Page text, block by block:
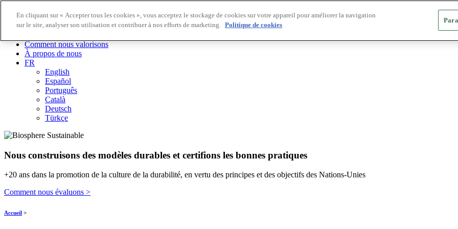
Destinations Biosphere
Comment nous valorisons
À propos de nous
FR
English
Español
Português
Català
Deutsch
Türkçe
Nous construisons des modèles durables et certifions les bonnes pratiques
+20 ans dans la promotion de la culture de la durabilité, en vertu des principes et des objectifs des Nations-Unies
Comment nous évaluons >
Accueil >
En cliquant sur « Accepter tous les cookies », vous acceptez le stockage de cookies sur votre appareil pour améliorer la navigation
sur le site, analyser son utilisation et contribuer à nos efforts de marketing. Politique de cookies